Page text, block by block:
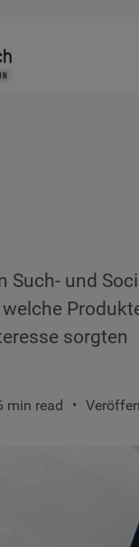
Such- und
sorgten
min read